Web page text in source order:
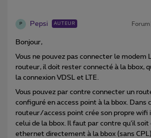
P Pepsi AUTEUR
Bonjour,
Vous ne pouvez pas connecter le modem
routeur, il doit rester connecté à la bbox,
la connexion VDSL et LTE.
Vous pouvez par contre connecter un
configuré en access point à la bbox. Dans
routeur/access point crée son propre wifi
celui de la bbox. Il faut par contre qu’il
ethernet directement à la bbox (sans